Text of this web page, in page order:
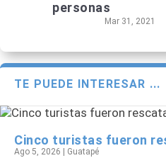
personas
Mar 31, 2021
TE PUEDE INTERESAR ...
Cinco turistas fueron
Ago 5, 2026 Guatapé